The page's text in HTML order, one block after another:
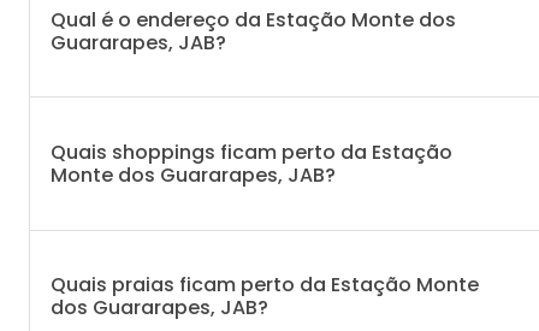
Qual é o endereço da Estação Monte dos
Guararapes, JAB?
Quais shoppings ficam perto da Estação
Monte dos Guararapes, JAB?
Quais praias ficam perto da Estação Monte
dos Guararapes, JAB?